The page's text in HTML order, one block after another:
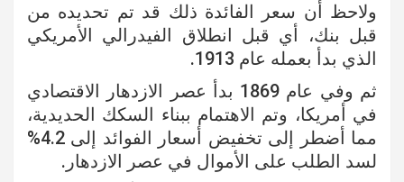
ولاحظ أن سعر الفائدة ذلك قد تم تحديده من
قبل بنك، أي قبل انطلاق الفيدرالي الأمريكي
الذي بدأ بعمله عام 1913.
ثم وفي عام 1869 بدأ عصر الازدهار الاقتصادي
في أمريكا، وتم الاهتمام ببناء السكك الحديدية،
مما أضطر إلى تخفيض أسعار الفوائد إلى 4.2%
لسد الطلب على الأموال في عصر الازدهار.